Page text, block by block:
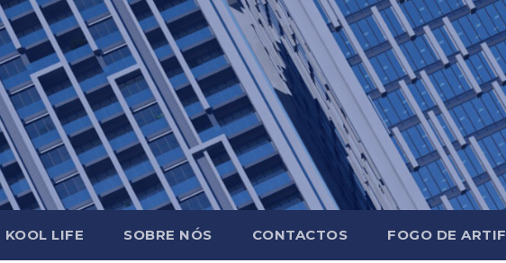
KOOL LIFE SOBRE NÓS CONTACTOS FOGO DE